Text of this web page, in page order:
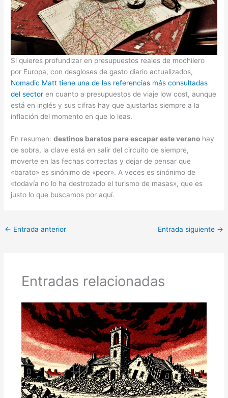
Si quieres profundizar en presupuestos reales de mochilero
por Europa, con desgloses de gasto diario actualizados,
Nomadic Matt tiene una de las referencias más consultadas
del sector en cuanto a presupuestos de viaje low cost, aunque
está en inglés y sus cifras hay que ajustarlas siempre a la
inflación del momento en que lo leas.
En resumen:destinos baratos para escapar este verano hay
de sobra, la clave está en salir del circuito de siempre,
moverte en las fechas correctas y dejar de pensar que
«barato» es sinónimo de «peor». A veces es sinónimo de
«todavía no lo ha destrozado el turismo de masas», que es
justo lo que buscamos por aquí.
← Entrada anterior Entrada siguiente →
Entradas relacionadas